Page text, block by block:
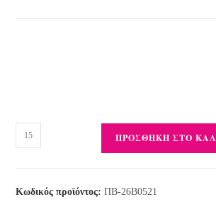
ΠΡΟΣΘΉΚΗ ΣΤΟ
Κωδικός προϊόντος:ΠΒ-26Β0521